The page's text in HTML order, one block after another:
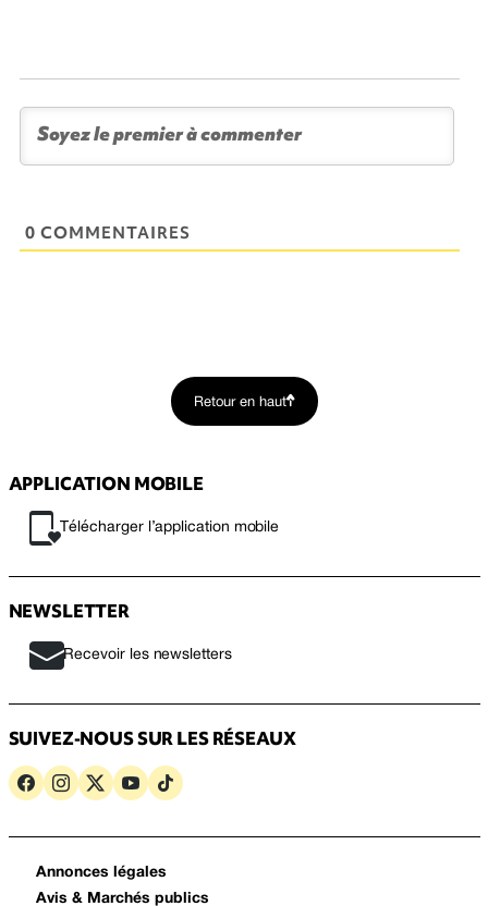
0 COMMENTAIRES
Retour en haut
APPLICATION MOBILE
Télécharger l’application mobile
NEWSLETTER
Recevoir les newsletters
SUIVEZ-NOUS SUR LES RÉSEAUX
Annonces légales
Avis & Marchés publics